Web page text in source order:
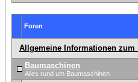
Foren
Allgemeine Informationen zum
Baumaschinen
Alles rund um Baumaschinen